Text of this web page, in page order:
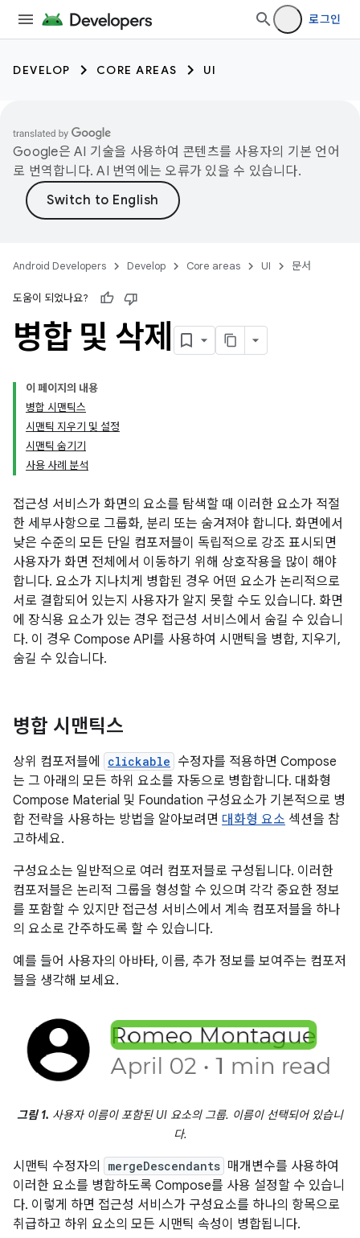
로그인
DEVELOP CORE AREAS UI
Google은 AI 기술을 사용하여 콘텐츠를 사용자의 기본 언어
로 번역합니다. AI 번역에는 오류가 있을 수 있습니다.
Android Developers Develop Core areas UI 문서
도움이 되었나요?
병합 및 삭제
이 페이지의 내용
병합 시맨틱스
시맨틱 지우기 및 설정
시맨틱 숨기기
사용 사례 분석
접근성 서비스가 화면의 요소를 탐색할 때 이러한 요소가 적절
한 세부사항으로 그룹화, 분리 또는 숨겨져야 합니다. 화면에서
낮은 수준의 모든 단일 컴포저블이 독립적으로 강조 표시되면
사용자가 화면 전체에서 이동하기 위해 상호작용을 많이 해야
합니다. 요소가 지나치게 병합된 경우 어떤 요소가 논리적으로
서로 결합되어 있는지 사용자가 알지 못할 수도 있습니다. 화면
에 장식용 요소가 있는 경우 접근성 서비스에서 숨길 수 있습니
다. 이 경우 Compose API를 사용하여 시맨틱을 병합, 지우기,
숨길 수 있습니다.
병합 시맨틱스
상위 컴포저블에 clickable 수정자를 적용하면 Compose
는 그 아래의 모든 하위 요소를 자동으로 병합합니다. 대화형
Compose Material 및 Foundation 구성요소가 기본적으로 병
합 전략을 사용하는 방법을 알아보려면 대화형 요소 섹션을 참
고하세요.
구성요소는 일반적으로 여러 컴포저블로 구성됩니다. 이러한
컴포저블은 논리적 그룹을 형성할 수 있으며 각각 중요한 정보
를 포함할 수 있지만 접근성 서비스에서 계속 컴포저블을 하나
의 요소로 간주하도록 할 수 있습니다.
예를 들어 사용자의 아바타, 이름, 추가 정보를 보여주는 컴포저
블을 생각해 보세요.
그림 1. 사용자 이름이 포함된 UI 요소의 그룹. 이름이 선택되어 있습니
다.
시맨틱 수정자의 mergeDescendants 매개변수를 사용하여
이러한 요소를 병합하도록 Compose를 사용 설정할 수 있습니
다. 이렇게 하면 접근성 서비스가 구성요소를 하나의 항목으로
취급하고 하위 요소의 모든 시맨틱 속성이 병합됩니다.